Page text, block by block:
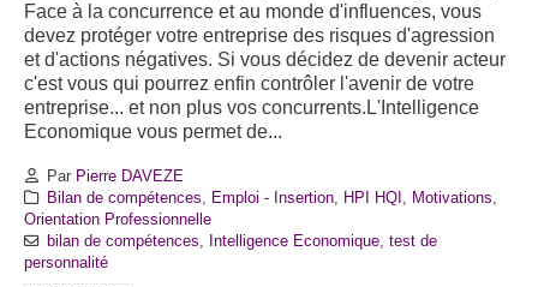
Face à la concurrence et au monde d'influences, vous
devez protéger votre entreprise des risques d'agression
et d'actions négatives. Si vous décidez de devenir acteur
c'est vous qui pourrez enfin contrôler l'avenir de votre
entreprise... et non plus vos concurrents.L'Intelligence
Economique vous permet de...
Par Pierre DAVEZE
Bilan de compétences
Emploi - Insertion, HPI HQI Motivations
Orientation Professionnelle
bilan de compétences
Intelligence Economique, test de
personnalité